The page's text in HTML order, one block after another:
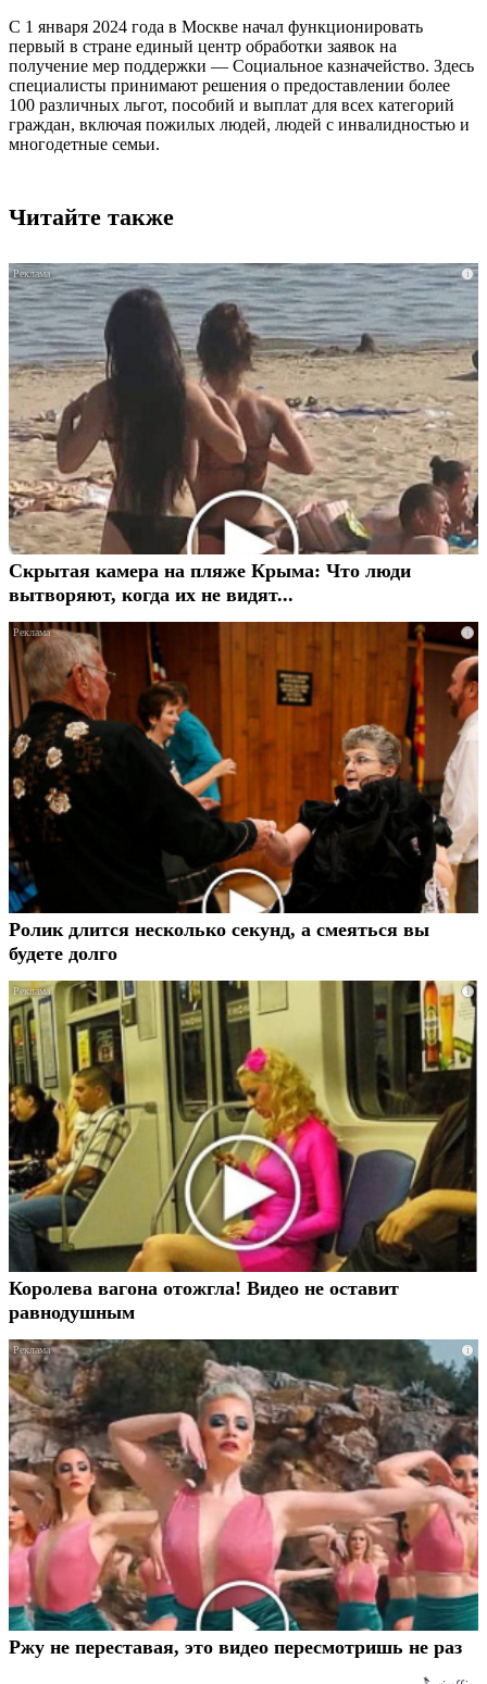
С 1 января 2024 года в Москве начал функционировать
первый в стране единый центр обработки заявок на
получение мер поддержки — Социальное казначейство. Здесь
специалисты принимают решения о предоставлении более
100 различных льгот, пособий и выплат для всех категорий
граждан, включая пожилых людей, людей с инвалидностью и
многодетные семьи.
Читайте также
i
Скрытая камера на пляже Крыма: Что люди
вытворяют, когда их не видят...
i
Ролик длится несколько секунд, а смеяться вы
будете долго
i
Королева вагона отожгла! Видео не оставит
равнодушным
i
Ржу не переставая, это видео пересмотришь не раз